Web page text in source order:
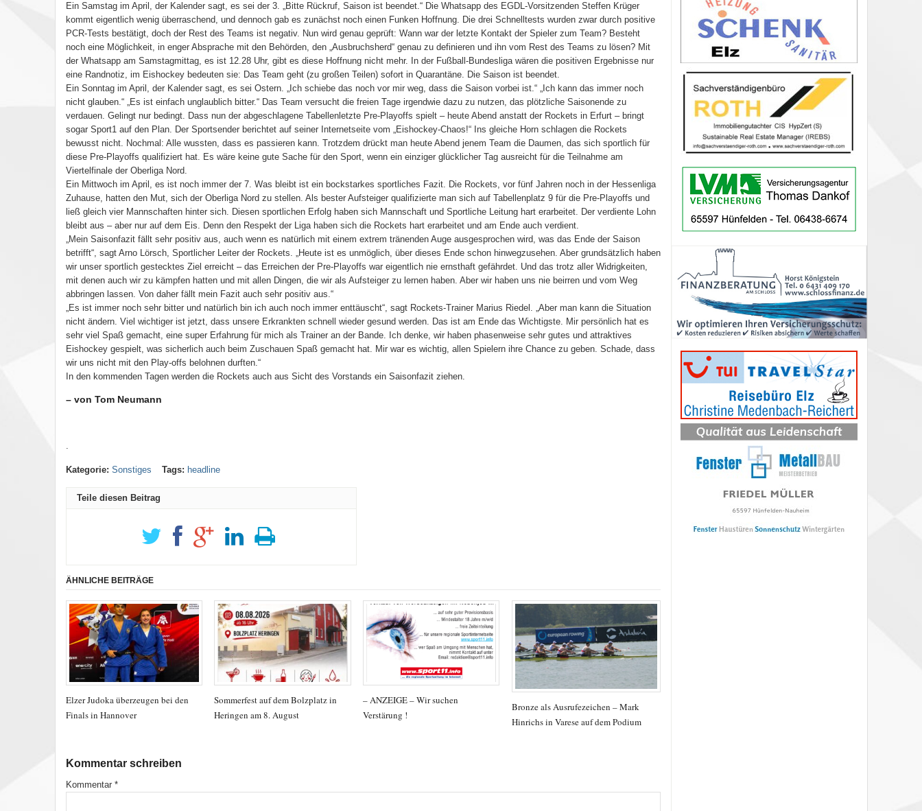
Ein Samstag im April, der Kalender sagt, es sei der 3. „Bitte Rückruf, Saison ist beendet.“ Die Whatsapp des EGDL-Vorsitzenden Steffen Krüger
kommt eigentlich wenig überraschend, und dennoch gab es zunächst noch einen Funken Hoffnung. Die drei Schnelltests wurden zwar durch positive
PCR-Tests bestätigt, doch der Rest des Teams ist negativ. Nun wird genau geprüft: Wann war der letzte Kontakt der Spieler zum Team? Besteht
noch eine Möglichkeit, in enger Absprache mit den Behörden, den „Ausbruchsherd“ genau zu definieren und ihn vom Rest des Teams zu lösen? Mit
der Whatsapp am Samstagmittag, es ist 12.28 Uhr, gibt es diese Hoffnung nicht mehr. In der Fußball-Bundesliga wären die positiven Ergebnisse nur
eine Randnotiz, im Eishockey bedeuten sie: Das Team geht (zu großen Teilen) sofort in Quarantäne. Die Saison ist beendet.
Ein Sonntag im April, der Kalender sagt, es sei Ostern. „Ich schiebe das noch vor mir weg, dass die Saison vorbei ist.“ „Ich kann das immer noch
nicht glauben.“ „Es ist einfach unglaublich bitter.“ Das Team versucht die freien Tage irgendwie dazu zu nutzen, das plötzliche Saisonende zu
verdauen. Gelingt nur bedingt. Dass nun der abgeschlagene Tabellenletzte Pre-Playoffs spielt – heute Abend anstatt der Rockets in Erfurt – bringt
sogar Sport1 auf den Plan. Der Sportsender berichtet auf seiner Internetseite vom „Eishockey-Chaos!“ Ins gleiche Horn schlagen die Rockets
bewusst nicht. Nochmal: Alle wussten, dass es passieren kann. Trotzdem drückt man heute Abend jenem Team die Daumen, das sich sportlich für
diese Pre-Playoffs qualifiziert hat. Es wäre keine gute Sache für den Sport, wenn ein einziger glücklicher Tag ausreicht für die Teilnahme am
Viertelfinale der Oberliga Nord.
Ein Mittwoch im April, es ist noch immer der 7. Was bleibt ist ein bockstarkes sportliches Fazit. Die Rockets, vor fünf Jahren noch in der Hessenliga
Zuhause, hatten den Mut, sich der Oberliga Nord zu stellen. Als bester Aufsteiger qualifizierte man sich auf Tabellenplatz 9 für die Pre-Playoffs und
ließ gleich vier Mannschaften hinter sich. Diesen sportlichen Erfolg haben sich Mannschaft und Sportliche Leitung hart erarbeitet. Der verdiente Lohn
bleibt aus – aber nur auf dem Eis. Denn den Respekt der Liga haben sich die Rockets hart erarbeitet und am Ende auch verdient.
„Mein Saisonfazit fällt sehr positiv aus, auch wenn es natürlich mit einem extrem tränenden Auge ausgesprochen wird, was das Ende der Saison
betrifft“, sagt Arno Lörsch, Sportlicher Leiter der Rockets. „Heute ist es unmöglich, über dieses Ende schon hinwegzusehen. Aber grundsätzlich haben
wir unser sportlich gestecktes Ziel erreicht – das Erreichen der Pre-Playoffs war eigentlich nie ernsthaft gefährdet. Und das trotz aller Widrigkeiten,
mit denen auch wir zu kämpfen hatten und mit allen Dingen, die wir als Aufsteiger zu lernen haben. Aber wir haben uns nie beirren und vom Weg
abbringen lassen. Von daher fällt mein Fazit auch sehr positiv aus.“
„Es ist immer noch sehr bitter und natürlich bin ich auch noch immer enttäuscht“, sagt Rockets-Trainer Marius Riedel. „Aber man kann die Situation
nicht ändern. Viel wichtiger ist jetzt, dass unsere Erkrankten schnell wieder gesund werden. Das ist am Ende das Wichtigste. Mir persönlich hat es
sehr viel Spaß gemacht, eine super Erfahrung für mich als Trainer an der Bande. Ich denke, wir haben phasenweise sehr gutes und attraktives
Eishockey gespielt, was sicherlich auch beim Zuschauen Spaß gemacht hat. Mir war es wichtig, allen Spielern ihre Chance zu geben. Schade, dass
wir uns nicht mit den Play-offs belohnen durften.“
In den kommenden Tagen werden die Rockets auch aus Sicht des Vorstands ein Saisonfazit ziehen.
– von Tom Neumann
.
Kategorie: Sonstiges Tags: headline
Teile diesen Beitrag
ÄHNLICHE BEITRÄGE
Elzer Judoka überzeugen bei den
Finals in Hannover
Sommerfest auf dem Bolzplatz in
Heringen am 8. August
– ANZEIGE – Wir suchen
Verstärung !
Bronze als Ausrufezeichen – Mark
Hinrichs in Varese auf dem Podium
Kommentar schreiben
Kommentar *